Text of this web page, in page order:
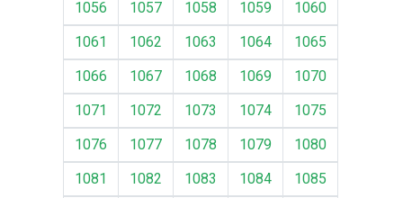
1056
1057 1058 1059
1060
1061
1062 1063 1064
1065
1066
1067 1068 1069
1070
1071
1072 1073 1074
1075
1076
1077 1078 1079
1080
1081
1082 1083 1084
1085